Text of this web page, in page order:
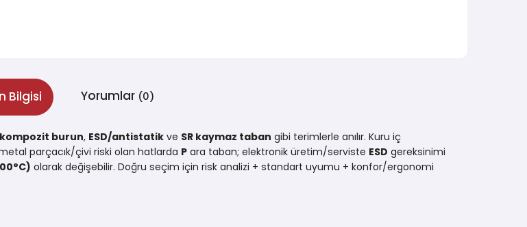
Bilgisi Yorumlar (0)
burun, ESD/antistatik ve SR kaymaz taban gibi terimlerle anılır. Kuru iç
parçacık/çivi riski olan hatlarda P ara taban; elektronik üretim/serviste ESD gereksinimi
olarak değişebilir. Doğru seçim için risk analizi + standart uyumu + konfor/ergonomi